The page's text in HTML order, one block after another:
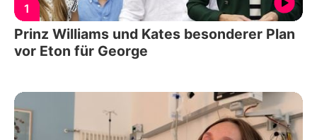
1
Prinz Williams und Kates besonderer Plan
vor Eton für George